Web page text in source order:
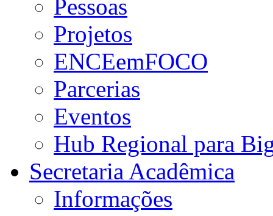
Pessoas
Projetos
ENCEemFOCO
Parcerias
Eventos
Hub Regional para
Secretaria Acadêmica
Informações